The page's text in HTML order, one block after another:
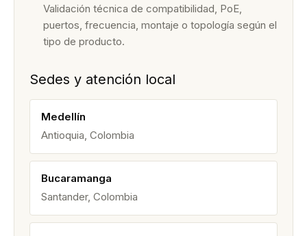
Validación técnica de compatibilidad, PoE,
puertos, frecuencia, montaje o topología según el
tipo de producto.
Sedes y atención local
Medellín
Antioquia, Colombia
Bucaramanga
Santander, Colombia